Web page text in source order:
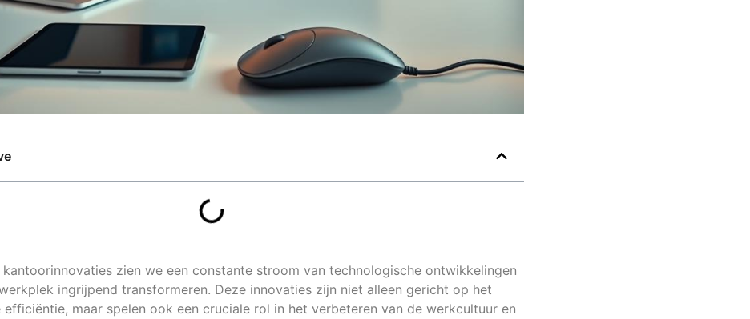
zien we een constante stroom van technologische ontwikkelingen
ingrijpend transformeren. Deze innovaties zijn niet alleen gericht op het
efficiëntie, maar spelen ook een cruciale rol in het verbeteren van de werkcultuur en